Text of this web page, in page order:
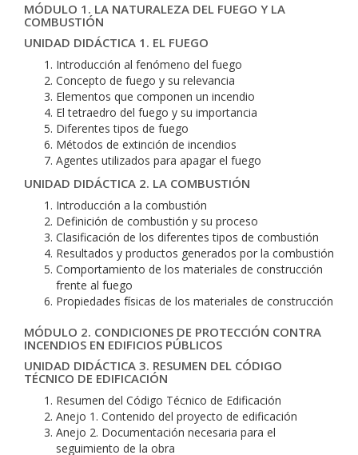
MÓDULO 1. LA NATURALEZA DEL FUEGO Y LA
COMBUSTIÓN
UNIDAD DIDÁCTICA 1. EL FUEGO
Introducción al fenómeno del fuego
Concepto de fuego y su relevancia
Elementos que componen un incendio
El tetraedro del fuego y su importancia
Diferentes tipos de fuego
Métodos de extinción de incendios
Agentes utilizados para apagar el fuego
UNIDAD DIDÁCTICA 2. LA COMBUSTIÓN
Introducción a la combustión
Definición de combustión y su proceso
Clasificación de los diferentes tipos de combustión
Resultados y productos generados por la combustión
Comportamiento de los materiales de construcción
frente al fuego
Propiedades físicas de los materiales de construcción
MÓDULO 2. CONDICIONES DE PROTECCIÓN CONTRA
INCENDIOS EN EDIFICIOS PÚBLICOS
UNIDAD DIDÁCTICA 3. RESUMEN DEL CÓDIGO
TÉCNICO DE EDIFICACIÓN
Resumen del Código Técnico de Edificación
Anejo 1. Contenido del proyecto de edificación
Anejo 2. Documentación necesaria para el
seguimiento de la obra